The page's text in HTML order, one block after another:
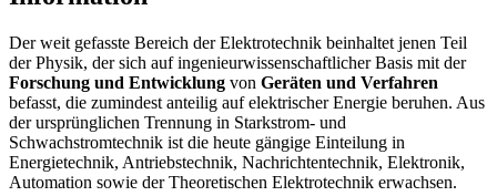
Der weit gefasste Bereich der Elektrotechnik beinhaltet jenen Teil
der Physik, der sich auf ingenieurwissenschaftlicher Basis mit der
Forschung und Entwicklung von Geräten und Verfahren
befasst, die zumindest anteilig auf elektrischer Energie beruhen. Aus
der ursprünglichen Trennung in Starkstrom- und
Schwachstromtechnik ist die heute gängige Einteilung in
Energietechnik, Antriebstechnik, Nachrichtentechnik, Elektronik,
Automation sowie der Theoretischen Elektrotechnik erwachsen.